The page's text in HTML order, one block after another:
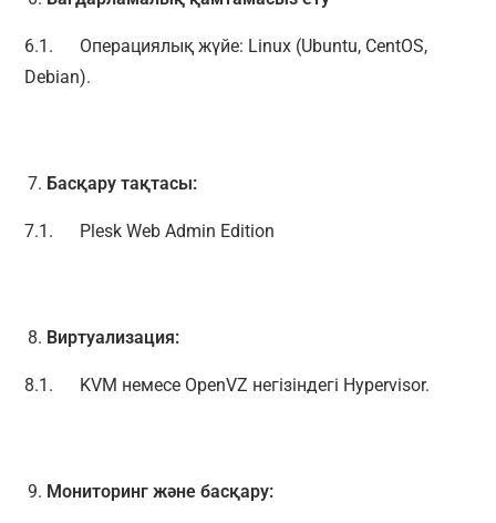
6.1. Операциялық жүйе: Linux (Ubuntu, CentOS,
Debian).
Басқару тақтасы:
7.1. Plesk Web Admin Edition
Виртуализация:
8.1. KVM немесе OpenVZ негізіндегі Hypervisor.
Мониторинг және басқару: